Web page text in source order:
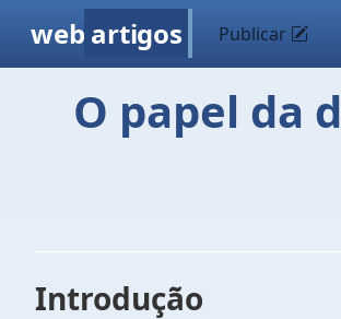
web artigos Publicar
O papel da
Introdução